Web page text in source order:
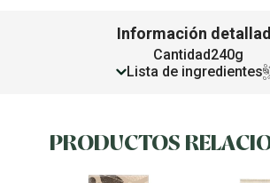
Información
Cantidad240g
Lista de ingredientes
PRODUCTOS